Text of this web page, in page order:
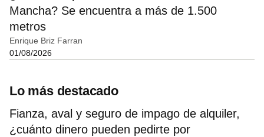
Mancha? Se encuentra a más de 1.500
metros
Enrique Briz Farran
01/08/2026
Lo más destacado
Fianza, aval y seguro de impago de alquiler,
¿cuánto dinero pueden pedirte por